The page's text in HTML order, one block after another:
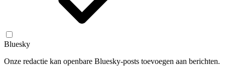
Bluesky
Onze redactie kan openbare Bluesky-posts toevoegen aan berichten.